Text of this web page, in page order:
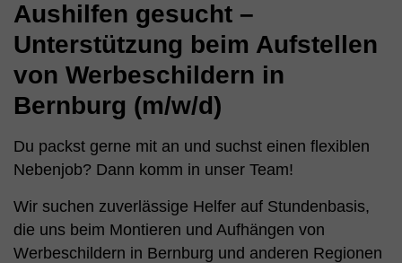
Aushilfen gesucht –
Unterstützung beim Aufstellen
von Werbeschildern in
Bernburg (m/w/d)
Du packst gerne mit an und suchst einen flexiblen
Nebenjob? Dann komm in unser Team!
Wir suchen zuverlässige Helfer auf Stundenbasis,
die uns beim Montieren und Aufhängen von
Werbeschildern in Bernburg und anderen Regionen